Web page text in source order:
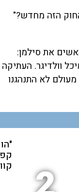
הזה מחדש?"
את סילמן:
וולדיגר. העתיקה
מעולם לא התנהגנו